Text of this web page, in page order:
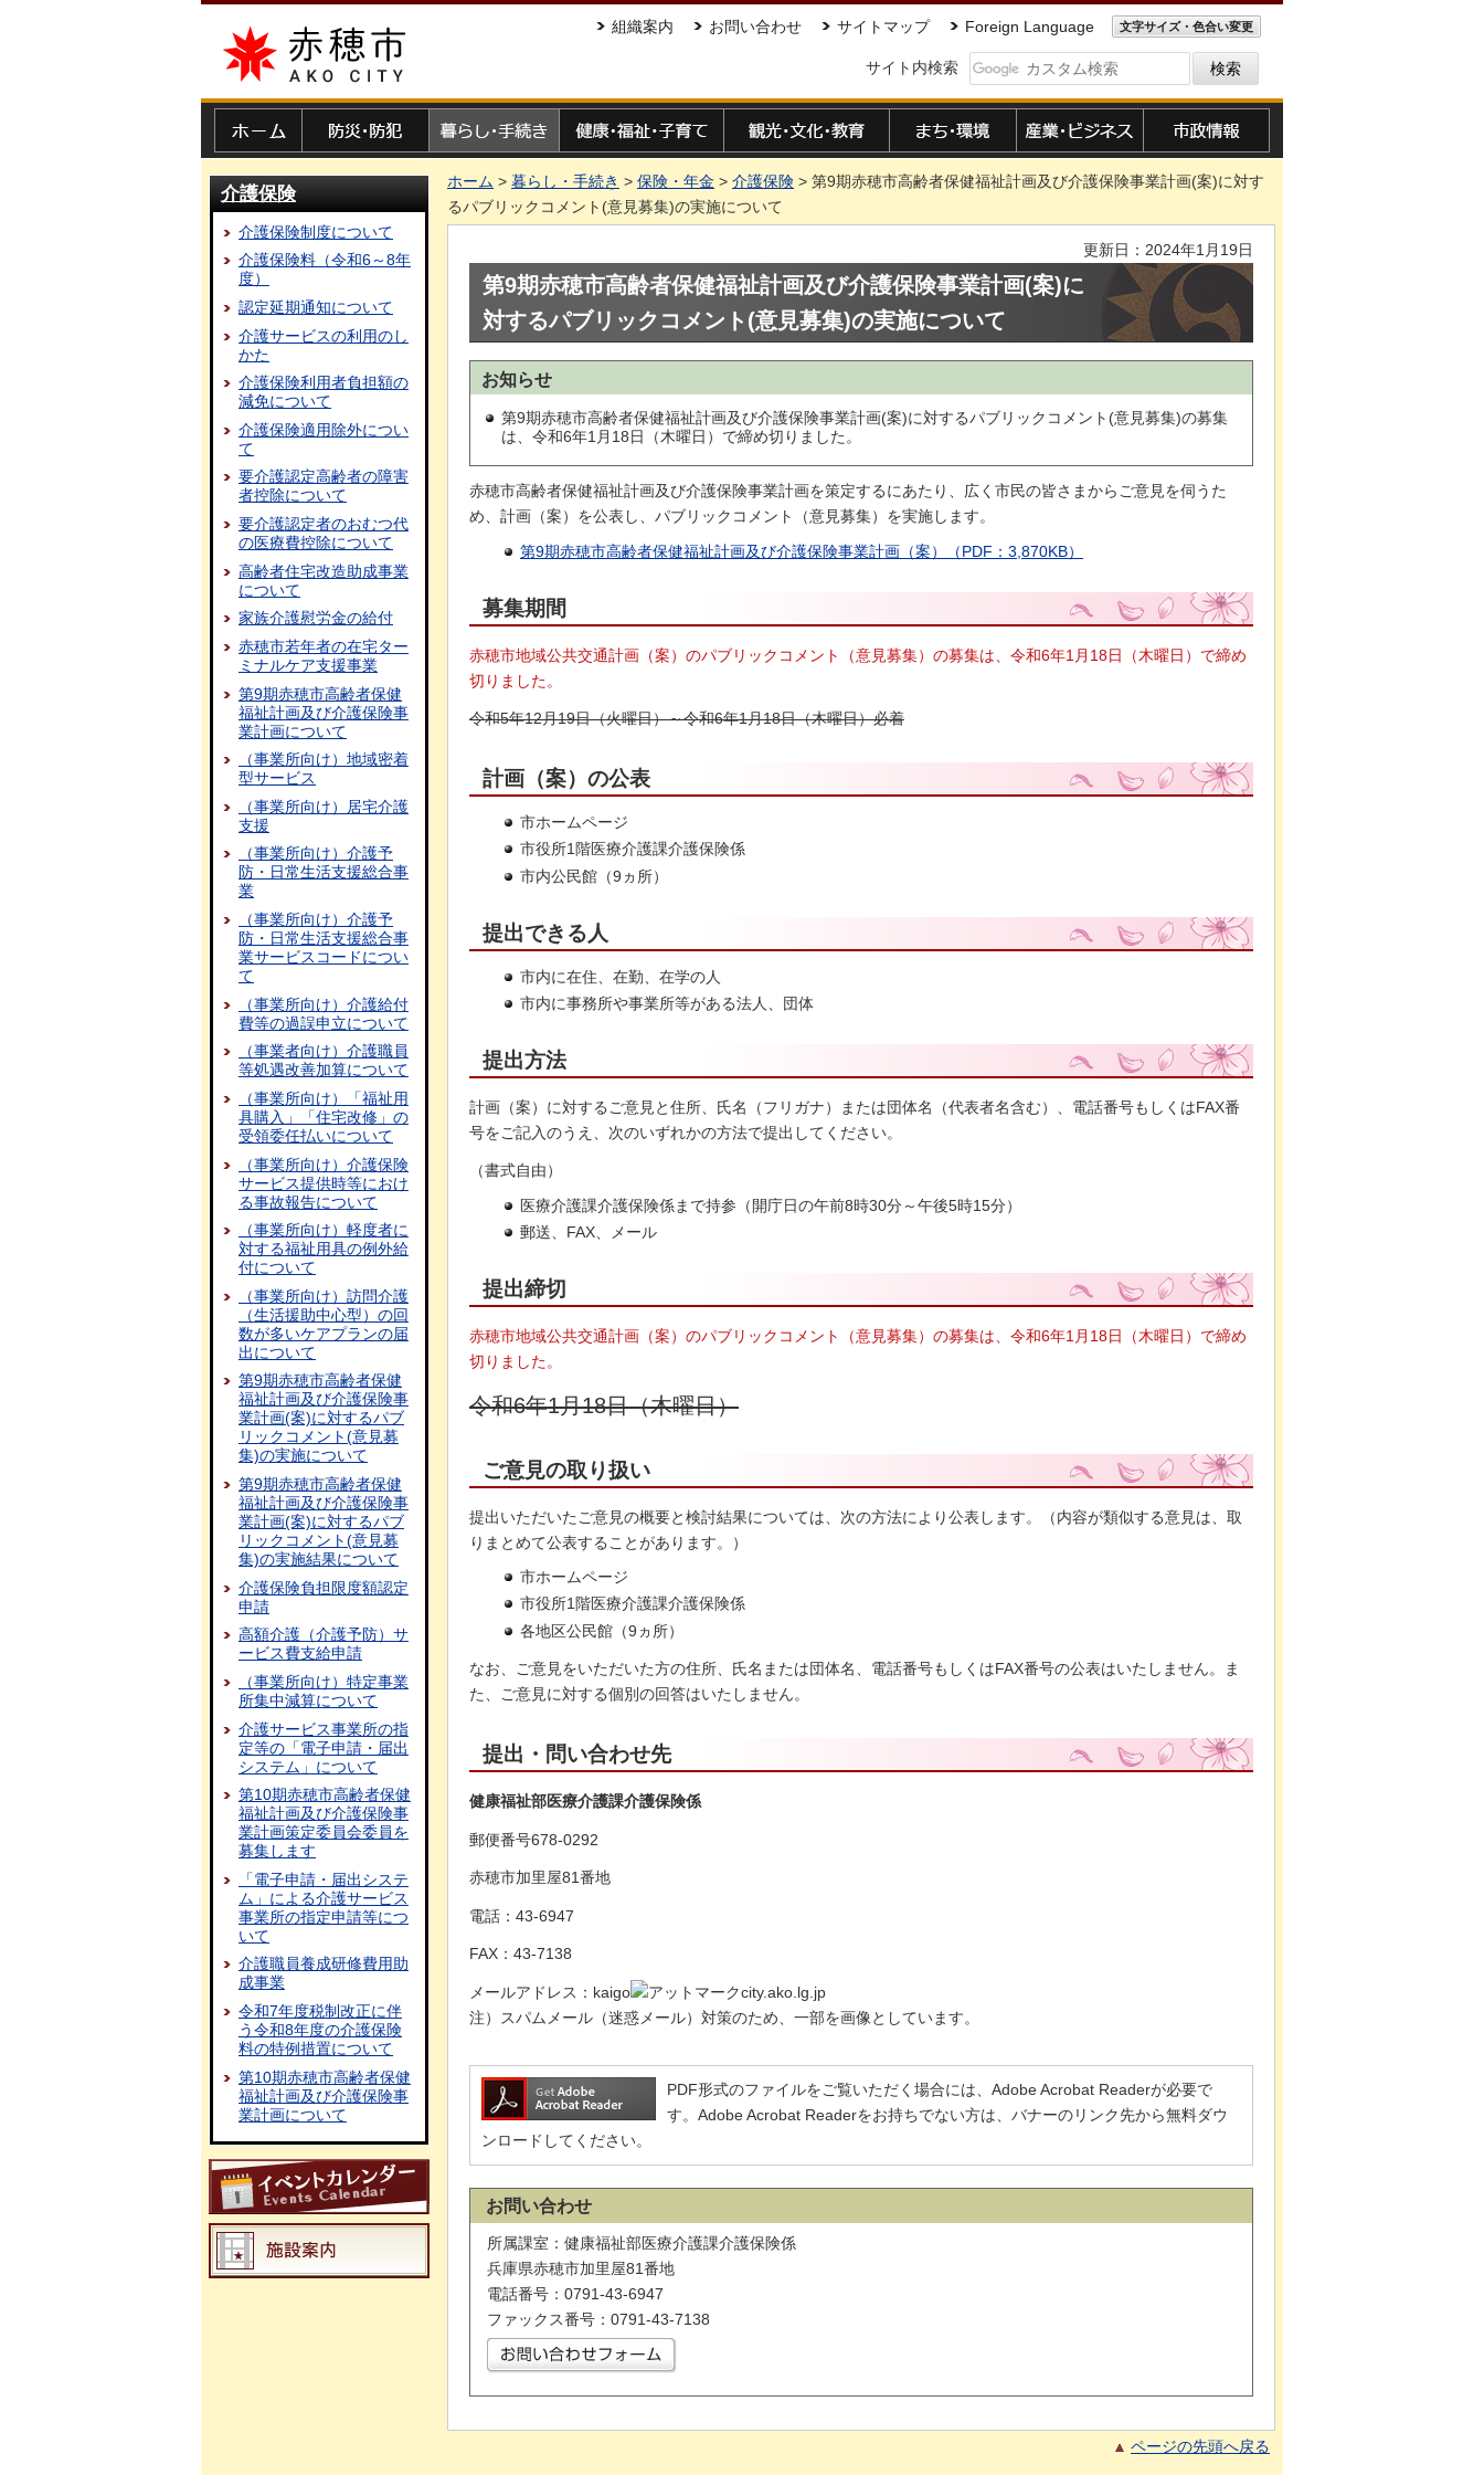
赤穂市 組織案内 お問い合わせ サイトマップ Foreign Language 文字サイズ・色合い変更
サイト内検索
介護保険
介護保険制度について
介護保険料（令和6～8年
度）
認定延期通知について
介護サービスの利用のし
かた
介護保険利用者負担額の
減免について
介護保険適用除外につい
て
要介護認定高齢者の障害
者控除について
要介護認定者のおむつ代
の医療費控除について
高齢者住宅改造助成事業
について
家族介護慰労金の給付
赤穂市若年者の在宅ター
ミナルケア支援事業
第9期赤穂市高齢者保健
福祉計画及び介護保険事
業計画について
（事業所向け）地域密着
型サービス
（事業所向け）居宅介護
支援
（事業所向け）介護予
防・日常生活支援総合事
業
（事業所向け）介護予
防・日常生活支援総合事
業サービスコードについ
て
（事業所向け）介護給付
費等の過誤申立について
（事業者向け）介護職員
等処遇改善加算について
（事業所向け）「福祉用
具購入」「住宅改修」の
受領委任払いについて
（事業所向け）介護保険
サービス提供時等におけ
る事故報告について
（事業所向け）軽度者に
対する福祉用具の例外給
付について
（事業所向け）訪問介護
（生活援助中心型）の回
数が多いケアプランの届
出について
第9期赤穂市高齢者保健
福祉計画及び介護保険事
業計画(案)に対するパブ
リックコメント(意見募
集)の実施について
第9期赤穂市高齢者保健
福祉計画及び介護保険事
業計画(案)に対するパブ
リックコメント(意見募
集)の実施結果について
介護保険負担限度額認定
申請
高額介護（介護予防）サ
ービス費支給申請
（事業所向け）特定事業
所集中減算について
介護サービス事業所の指
定等の「電子申請・届出
システム」について
第10期赤穂市高齢者保健
福祉計画及び介護保険事
業計画策定委員会委員を
募集します
「電子申請・届出システ
ム」による介護サービス
事業所の指定申請等につ
いて
介護職員養成研修費用助
成事業
令和7年度税制改正に伴
う令和8年度の介護保険
料の特例措置について
第10期赤穂市高齢者保健
福祉計画及び介護保険事
業計画について
ホーム > 暮らし・手続き > 保険・年金 > 介護保険 > 第9期赤穂市高齢者保健福祉計画及び介護保険事業計画(案)に対す
るパブリックコメント(意見募集)の実施について
更新日：2024年1月19日
第9期赤穂市高齢者保健福祉計画及び介護保険事業計画(案)に
対するパブリックコメント(意見募集)の実施について
お知らせ
第9期赤穂市高齢者保健福祉計画及び介護保険事業計画(案)に対するパブリックコメント(意見募集)の募集
は、令和6年1月18日（木曜日）で締め切りました。
赤穂市高齢者保健福祉計画及び介護保険事業計画を策定するにあたり、広く市民の皆さまからご意見を伺うた
め、計画（案）を公表し、パブリックコメント（意見募集）を実施します。
第9期赤穂市高齢者保健福祉計画及び介護保険事業計画（案）（PDF：3,870KB）
募集期間
赤穂市地域公共交通計画（案）のパブリックコメント（意見募集）の募集は、令和6年1月18日（木曜日）で締め
切りました。
令和5年12月19日（火曜日）～令和6年1月18日（木曜日）必着
計画（案）の公表
市ホームページ
市役所1階医療介護課介護保険係
市内公民館（9ヵ所）
提出できる人
市内に在住、在勤、在学の人
市内に事務所や事業所等がある法人、団体
提出方法
計画（案）に対するご意見と住所、氏名（フリガナ）または団体名（代表者名含む）、電話番号もしくはFAX番
号をご記入のうえ、次のいずれかの方法で提出してください。
（書式自由）
医療介護課介護保険係まで持参（開庁日の午前8時30分～午後5時15分）
郵送、FAX、メール
提出締切
赤穂市地域公共交通計画（案）のパブリックコメント（意見募集）の募集は、令和6年1月18日（木曜日）で締め
切りました。
令和6年1月18日（木曜日）
ご意見の取り扱い
提出いただいたご意見の概要と検討結果については、次の方法により公表します。（内容が類似する意見は、取
りまとめて公表することがあります。）
市ホームページ
市役所1階医療介護課介護保険係
各地区公民館（9ヵ所）
なお、ご意見をいただいた方の住所、氏名または団体名、電話番号もしくはFAX番号の公表はいたしません。ま
た、ご意見に対する個別の回答はいたしません。
提出・問い合わせ先
健康福祉部医療介護課介護保険係
郵便番号678-0292
赤穂市加里屋81番地
電話：43-6947
FAX：43-7138
メールアドレス：kaigo
city.ako.lg.jp
注）スパムメール（迷惑メール）対策のため、一部を画像としています。
PDF形式のファイルをご覧いただく場合には、Adobe Acrobat Readerが必要で
す。Adobe Acrobat Readerをお持ちでない方は、バナーのリンク先から無料ダウ
ンロードしてください。
お問い合わせ
所属課室：健康福祉部医療介護課介護保険係
兵庫県赤穂市加里屋81番地
電話番号：0791-43-6947
ファックス番号：0791-43-7138
ページの先頭へ戻る